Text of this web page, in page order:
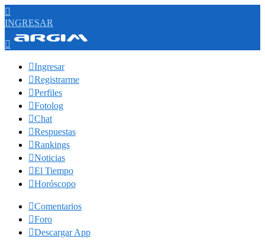

INGRESAR

Ingresar
Registrarme
Perfiles
Fotolog
Chat
Respuestas
Rankings
Noticias
El Tiempo
Horóscopo
Comentarios
Foro
Descargar App